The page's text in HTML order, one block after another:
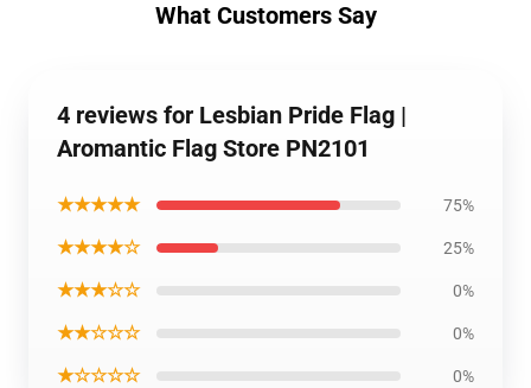
What Customers Say
4 reviews for Lesbian Pride Flag |
Aromantic Flag Store PN2101
★★★★★ 75%
★★★★☆ 25%
★★★☆☆ 0%
★★☆☆☆ 0%
★☆☆☆☆ 0%